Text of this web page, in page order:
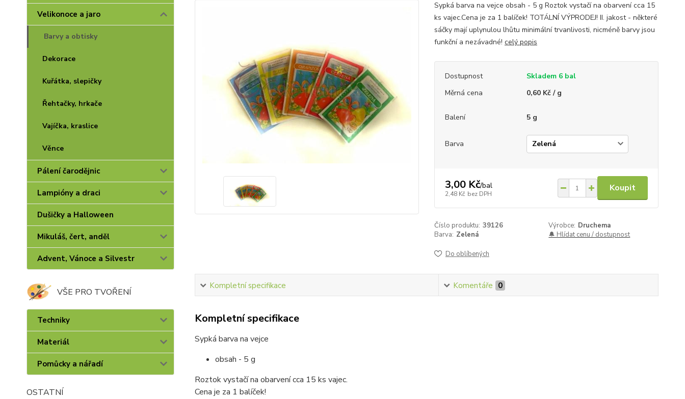
Velikonoce a jaro
Barvy a obtisky
Dekorace
Kuřátka, slepičky
Řehtačky, hrkače
Vajíčka, kraslice
Věnce
Pálení čarodějnic
Lampióny a draci
Dušičky a Halloween
Mikuláš, čert, anděl
Advent, Vánoce a Silvestr
VŠE PRO TVOŘENÍ
Techniky
Materiál
Pomůcky a nářadí
OSTATNÍ
Sypká barva na vejce obsah - 5 g Roztok vystačí na obarvení cca 15
ks vajec.Cena je za 1 balíček! TOTÁLNÍ VÝPRODEJ! II. jakost - některé
sáčky mají uplynulou lhůtu minimální trvanlivosti, nicméně barvy jsou
funkční a nezávadné! celý popis
Dostupnost
Skladem 6 bal
Měrná cena
0,60 Kč / g
Balení 5 g
Barva
3,00 Kč/bal
2,48 Kč bez DPH
Koupit
Číslo produktu: 39126 Výrobce: Druchema
Barva: Zelená 🔔 Hlídat cenu / dostupnost
Do oblíbených
Kompletní specifikace Komentáře 0
Kompletní specifikace
Sypká barva na vejce
obsah - 5 g
Roztok vystačí na obarvení cca 15 ks vajec.
Cena je za 1 balíček!